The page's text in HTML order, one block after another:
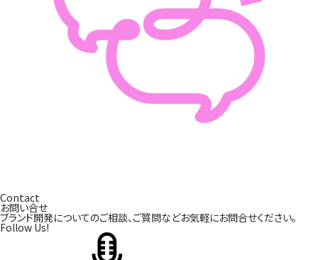
Contact
お問い合せ
ブランド開発についてのご相談、ご質問などお気軽にお問合せください。
Follow Us!